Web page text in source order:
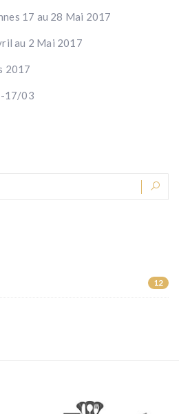
17 au 28 Mai 2017
au 2 Mai 2017
2017
17/03
12